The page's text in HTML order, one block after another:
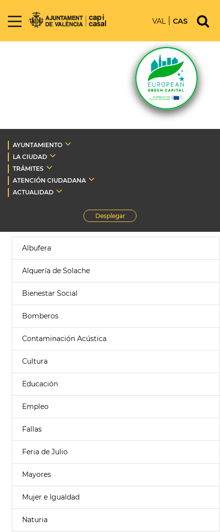
VAL CAS
AYUNTAMIENTO
LA CIUDAD
TRÁMITES
ATENCIÓN CIUDADANA
ACTUALIDAD
Desplegar
Albufera
Alquería de Solache
Bienestar Social
Bomberos
Contaminación Acústica
Cultura
Educación
Empleo
Fallas
Feria de Julio
Mayores
Mujer e Igualdad
Naturia